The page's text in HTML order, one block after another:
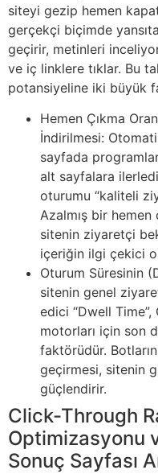
siteyi gezip hemen
gerçekçi biçimde
geçirir, metinleri
ve iç linklere tıklar. Bu
potansiyeline iki büyük
Hemen Çıkma
İndirilmesi:
sayfada
alt sayfalara
oturumu “kaliteli
Azalmış bir hemen
sitenin ziyaretçi
içeriğin ilgi çekici
Oturum Süresinin
sitenin genel
edici “Dwell
motorları için son
faktörüdür.
geçirmesi, sitenin
güçlendirir.
Click-Through
Optimizasyonu
Sonuç Sayfası